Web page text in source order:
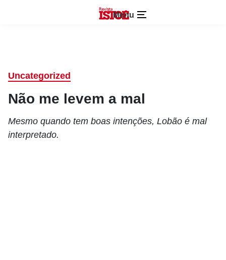
Menu
Uncategorized
Não me levem a mal
Mesmo quando tem boas intenções, Lobão é mal
interpretado.